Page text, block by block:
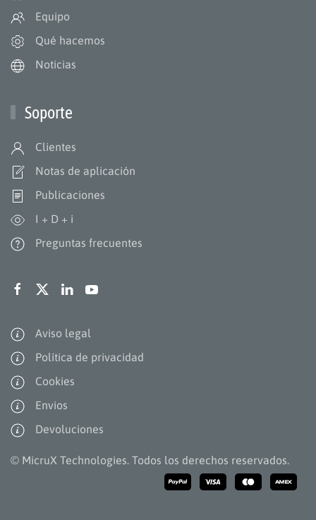
Equipo
Qué hacemos
Noticias
Soporte
Clientes
Notas de aplicación
Publicaciones
I + D + i
Preguntas frecuentes
Aviso legal
Política de privacidad
Cookies
Envios
Devoluciones
© MicruX Technologies. Todos los derechos reservados.